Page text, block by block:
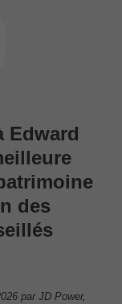
Edward
des
par JD Power,